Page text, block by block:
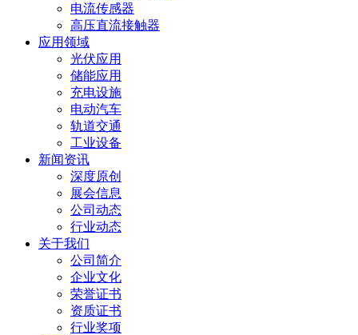
电流传感器
高压直流接触器
应用领域
光伏应用
储能应用
充电设施
电动汽车
轨道交通
工业设备
新闻资讯
深度原创
展会信息
公司动态
行业动态
关于我们
公司简介
企业文化
荣誉证书
资质证书
行业奖项